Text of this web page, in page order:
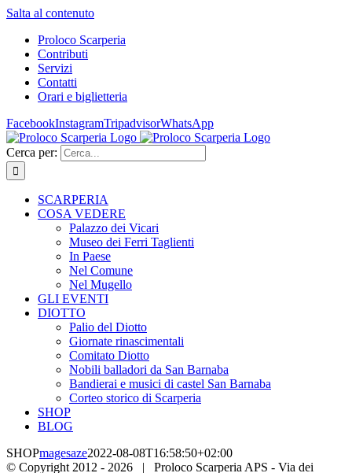
Salta al contenuto
Proloco Scarperia
Contributi
Servizi
Contatti
Orari e biglietteria
FacebookInstagramTripadvisorWhatsApp
Cerca per:
SCARPERIA
COSA VEDERE
Palazzo dei Vicari
Museo dei Ferri Taglienti
In Paese
Nel Comune
Nel Mugello
GLI EVENTI
DIOTTO
Palio del Diotto
Giornate rinascimentali
Comitato Diotto
Nobili balladori da San Barnaba
Bandierai e musici di castel San Barnaba
Corteo storico di Scarperia
SHOP
BLOG
SHOPmagesaze2022-08-08T16:58:50+02:00
© Copyright 2012 - 2026 | Proloco Scarperia APS - Via dei